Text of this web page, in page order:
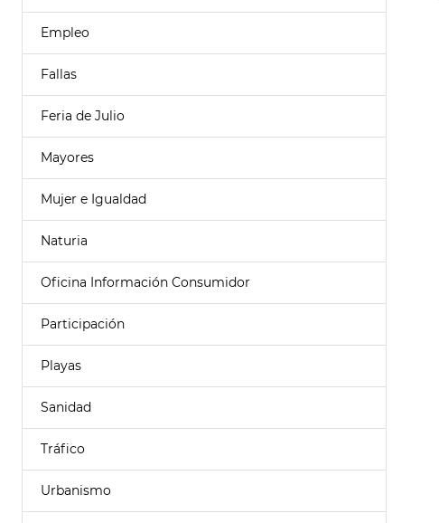
Empleo
Fallas
Feria de Julio
Mayores
Mujer e Igualdad
Naturia
Oficina Información Consumidor
Participación
Playas
Sanidad
Tráfico
Urbanismo